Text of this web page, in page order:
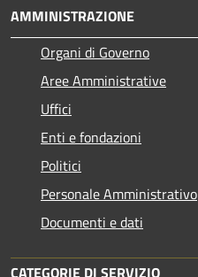
AMMINISTRAZIONE
Organi di Governo
Aree Amministrative
Uffici
Enti e fondazioni
Politici
Personale Amministrativo
Documenti e dati
CATEGORIE DI SERVIZIO